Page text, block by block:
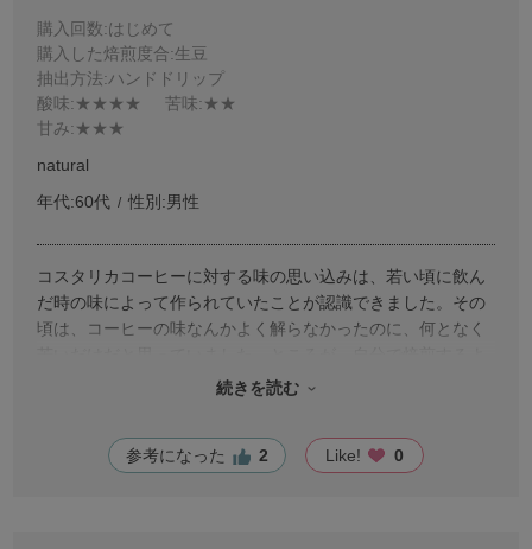
購入回数:はじめて
購入した焙煎度合:生豆
抽出方法:ハンドドリップ
酸味:★★★★ 苦味:★★
甘み:★★★
natural
年代:60代 性別:男性
コスタリカコーヒーに対する味の思い込みは、若い頃に飲ん
だ時の味によって作られていたことが認識できました。その
頃は、コーヒーの味なんかよく解らなかったのに、何となく
うになり、スペシャリティコーヒーとして味わうようにな
した。甘みが感じられながらも鋭い酸味と、苦味が少なくも
切れ味のあるフルーティさは、なかなかのものです。今回は
続きを読む
参考になった 2 Like! 0